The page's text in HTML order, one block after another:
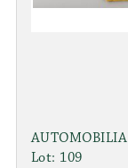
AUTOMOBILIA
Lot: 109